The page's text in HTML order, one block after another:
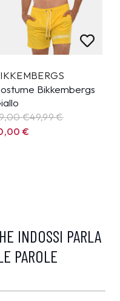
Bikkembergs
€49,99€
€
INDOSSI PARLA
PAROLE